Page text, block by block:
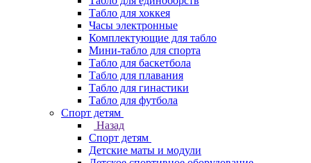
Табло для хоккея
Часы электронные
Комплектующие для табло
Мини-табло для спорта
Табло для баскетбола
Табло для плавания
Табло для гинастики
Табло для футбола
Спорт детям
Назад
Спорт детям
Детские маты и модули